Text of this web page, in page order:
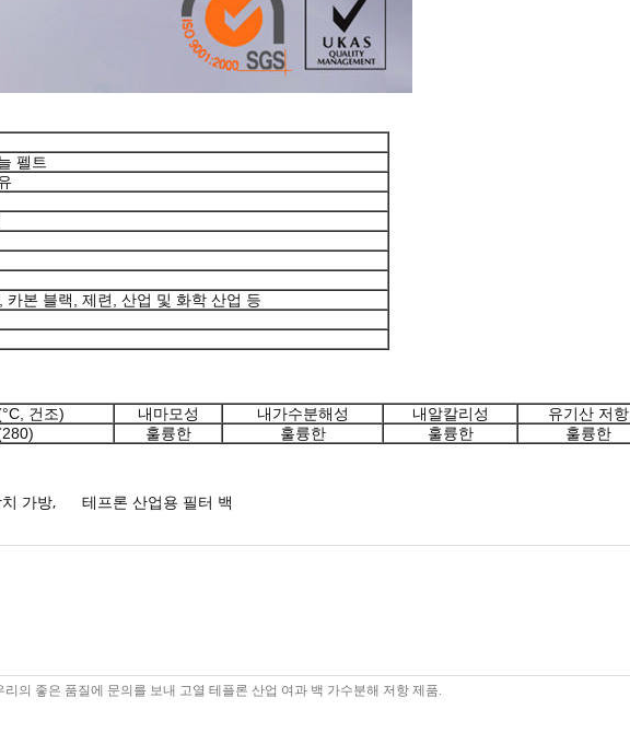
펠트
카본 블랙, 제련, 산업 및 화학 산업 등
건조) 내마모성 내가수분해성 내알칼리성 유기산 저항
훌륭한 훌륭한 훌륭한 훌륭한
가방, 테프론 산업용 필터 백